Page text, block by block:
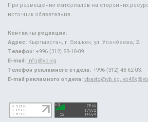
При размещении материалов на сторонних
источник обязательна.
Контакты редакции:
Адрес: Кыргызстан, г. Бишкек, ул. Усенбаева, 2.
Телефон: +996 (312) 88-18-09.
E-mail: info@vb.kg
Телефон рекламного отдела: +996 (312) 48-62-03.
E-mail рекламного отдела: vbavto@vb.kg,